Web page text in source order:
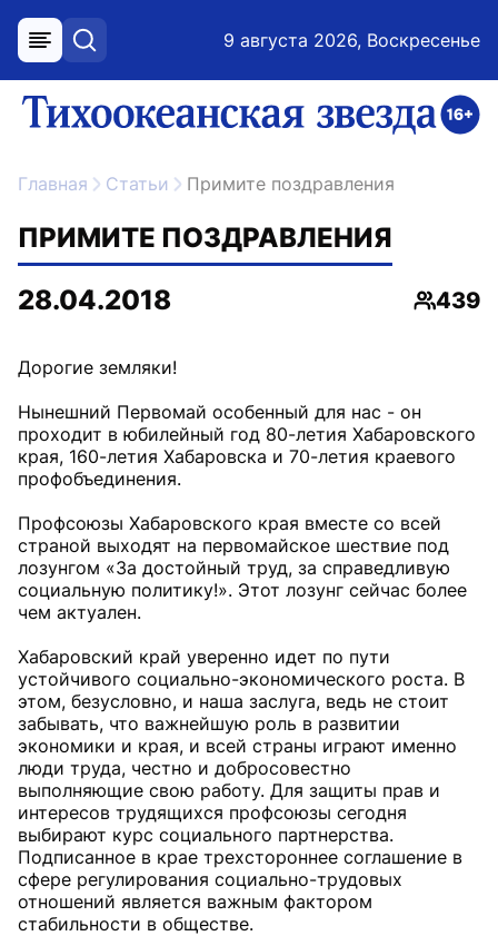
меню поиск 9 августа 2026, Воскресенье
ссылка на главную
Главная Статьи Примите поздравления
ПРИМИТЕ ПОЗДРАВЛЕНИЯ
28.04.2018
439
Дорогие земляки!
Нынешний Первомай особенный для нас - он
проходит в юбилейный год 80-летия Хабаровского
края, 160-летия Хабаровска и 70-летия краевого
профобъединения.
Профсоюзы Хабаровского края вместе со всей
страной выходят на первомайское шествие под
лозунгом «За достойный труд, за справедливую
социальную политику!». Этот лозунг сейчас более
чем актуален.
Хабаровский край уверенно идет по пути
устойчивого социально-экономического роста. В
этом, безусловно, и наша заслуга, ведь не стоит
забывать, что важнейшую роль в развитии
экономики и края, и всей страны играют именно
люди труда, честно и добросовестно
выполняющие свою работу. Для защиты прав и
интересов трудящихся профсоюзы сегодня
выбирают курс социального партнерства.
Подписанное в крае трехстороннее соглашение в
сфере регулирования социально-трудовых
отношений является важным фактором
стабильности в обществе.